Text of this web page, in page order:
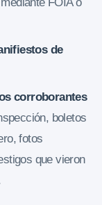
FOIA o
de
corroborantes
boletos
fotos
que vieron